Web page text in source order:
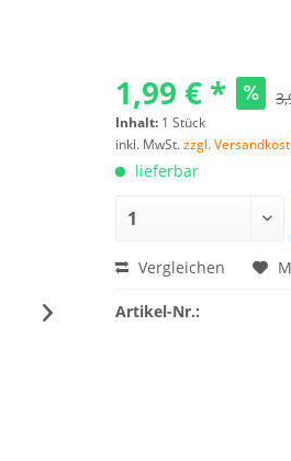
1,99 € *
Inhalt: 1 Stück
inkl. MwSt.zzgl.
lieferbar
Vergleichen
Artikel-Nr.: